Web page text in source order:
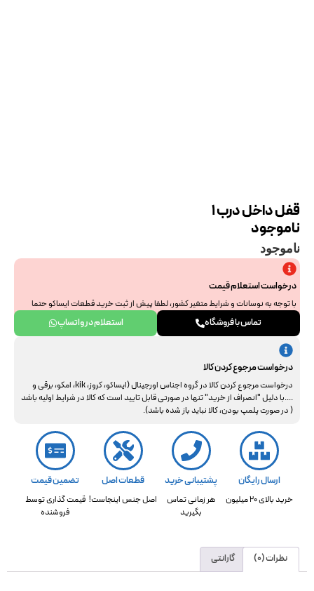
قفل داخل درب 1
ناموجود
ناموجود
درخواست استعلام قیمت
با توجه به نوسانات و شرایط متغیر کشور، لطفا پیش از ثبت خرید قطعات ایساکو حتما
جهت استعلام نهایی با ما هماهنگ فرمایید. از همراهی و درک شما سپاسگزاریم.
تماس با فروشگاه استعلام در واتساپ
درخواست مرجوع کردن کالا
درخواست مرجوع کردن کالا در گروه اجناس اورجینال (ایساکو، کروز، kik، امکو، برقی و
....با دلیل "انصراف از خرید" تنها در صورتی قابل تایید است که کالا در شرایط اولیه باشد
( در صورت پلمپ بودن، کالا نباید باز شده باشد).
ارسال رایگان
خرید بالای 20 میلیون
پشتیبانی خرید
هر زمانی تماس
بگیرید
قطعات اصل
اصل جنس اینجاست!
تضمین قیمت
قیمت گذاری توسط
فروشنده
نظرات (0) گارانتی